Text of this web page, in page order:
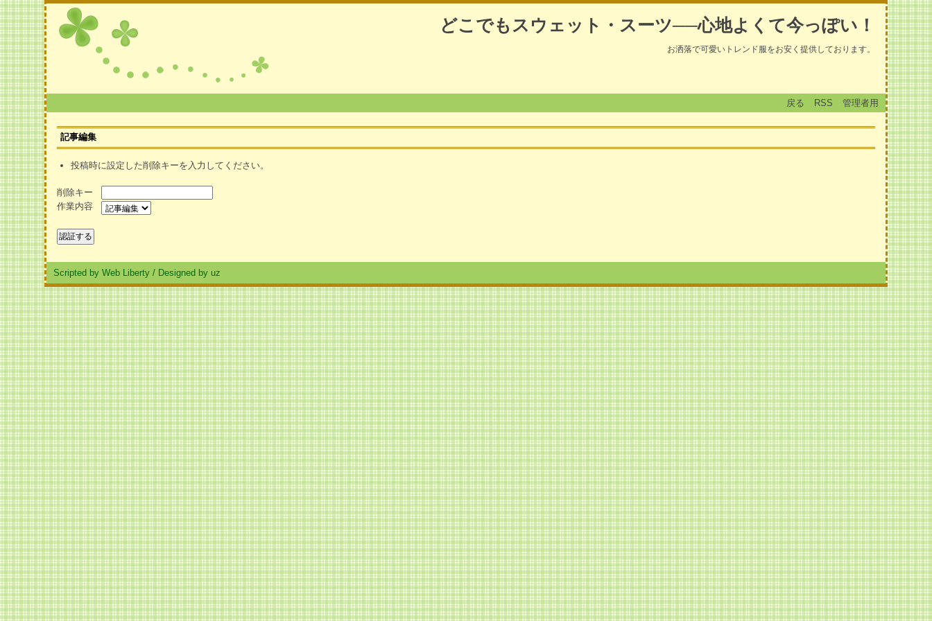
どこでもスウェット・スーツ──心地よくて今っぽい！
お洒落で可愛いトレンド服をお安く提供しております。
戻る RSS 管理者用
記事編集
投稿時に設定した削除キーを入力してください。
削除キー
作業内容
Scripted by Web Liberty / Designed by uz